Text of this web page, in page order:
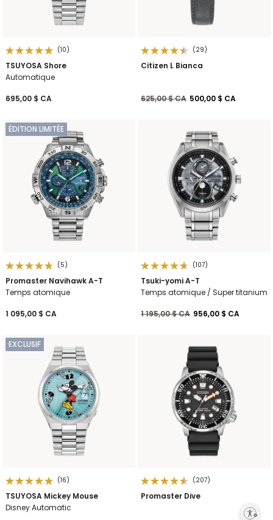
(10)
TSUYOSA Shore
Automatique
695,00 $ CA
(29)
Citizen L Bianca
Prix réduit de
625,00 $ CAà500,00 $ CA
ÉDITION LIMITÉE
(5)
Promaster Navihawk A-T
Temps atomique
1 095,00 $ CA
(107)
Tsuki-yomi A-T
Temps atomique / Super titanium
Prix réduit de
1 195,00 $ CAà956,00 $ CA
EXCLUSIF
(16)
TSUYOSA Mickey Mouse
Disney Automatic
(207)
Promaster Dive